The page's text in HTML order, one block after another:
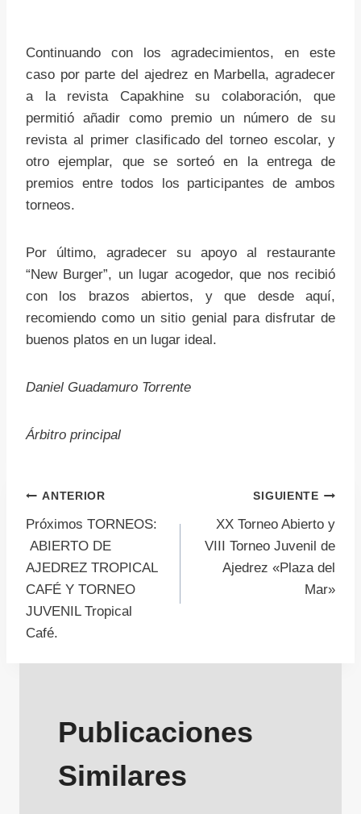
Continuando con los agradecimientos, en este
caso por parte del ajedrez en Marbella, agradecer
a la revista Capakhine su colaboración, que
permitió añadir como premio un número de su
revista al primer clasificado del torneo escolar, y
otro ejemplar, que se sorteó en la entrega de
premios entre todos los participantes de ambos
torneos.
Por último, agradecer su apoyo al restaurante
“New Burger”, un lugar acogedor, que nos recibió
con los brazos abiertos, y que desde aquí,
recomiendo como un sitio genial para disfrutar de
buenos platos en un lugar ideal.
Daniel Guadamuro Torrente
Árbitro principal
Navegación
de
entradas
ANTERIOR
Próximos TORNEOS:
ABIERTO DE
AJEDREZ TROPICAL
CAFÉ Y TORNEO
JUVENIL Tropical
Café.
SIGUIENTE
XX Torneo Abierto y
VIII Torneo Juvenil de
Ajedrez «Plaza del
Mar»
Publicaciones
Similares